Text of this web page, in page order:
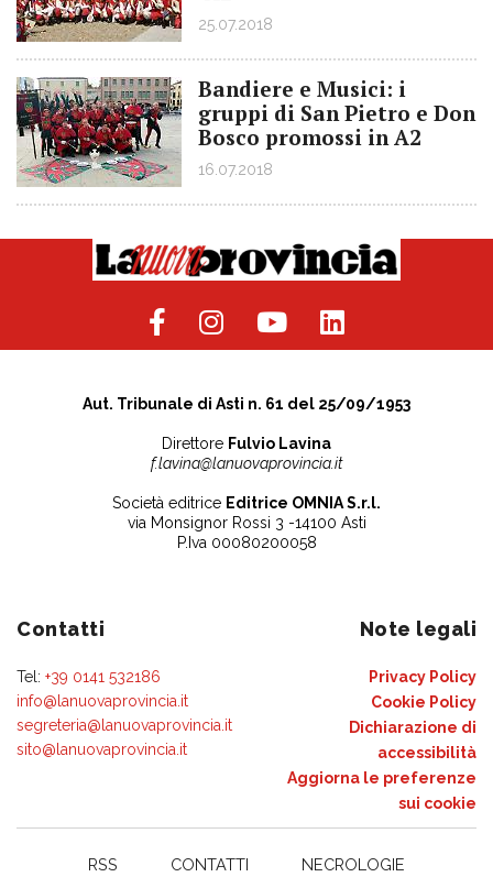
25.07.2018
Bandiere e Musici: i
gruppi di San Pietro e Don
Bosco promossi in A2
16.07.2018
Aut. Tribunale di Asti n. 61 del 25/09/1953
Direttore Fulvio Lavina
f.lavina@lanuovaprovincia.it
Società editrice Editrice OMNIA S.r.l.
via Monsignor Rossi 3 -14100 Asti
P.Iva 00080200058
Contatti
Tel: +39 0141 532186
info@lanuovaprovincia.it
segreteria@lanuovaprovincia.it
sito@lanuovaprovincia.it
Note legali
Privacy Policy
Cookie Policy
Dichiarazione di
accessibilità
Aggiorna le preferenze
sui cookie
RSS CONTATTI NECROLOGIE